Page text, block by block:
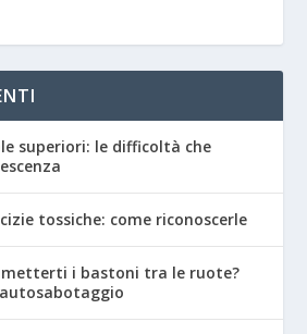
superiori: le difficoltà che
tossiche: come riconoscerle
metterti i bastoni tra le ruote?